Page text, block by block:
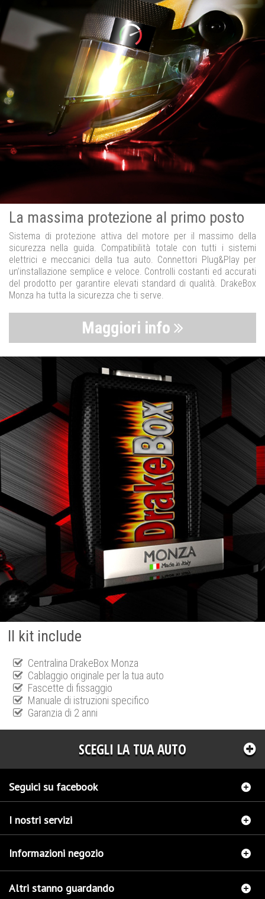
La massima protezione al primo posto
Sistema di protezione attiva del motore per il massimo della
sicurezza nella guida. Compatibilità totale con tutti i sistemi
elettrici e meccanici della tua auto. Connettori Plug&Play per
un’installazione semplice e veloce. Controlli costanti ed accurati
del prodotto per garantire elevati standard di qualità. DrakeBox
Monza ha tutta la sicurezza che ti serve.
Maggiori info
Il kit include
Centralina DrakeBox Monza
Cablaggio originale per la tua auto
Fascette di fissaggio
Manuale di istruzioni specifico
Garanzia di 2 anni
SCEGLI LA TUA AUTO
Seguici su facebook
I nostri servizi
Informazioni negozio
Altri stanno guardando